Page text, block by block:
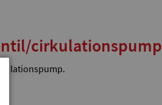
cirkulationspump